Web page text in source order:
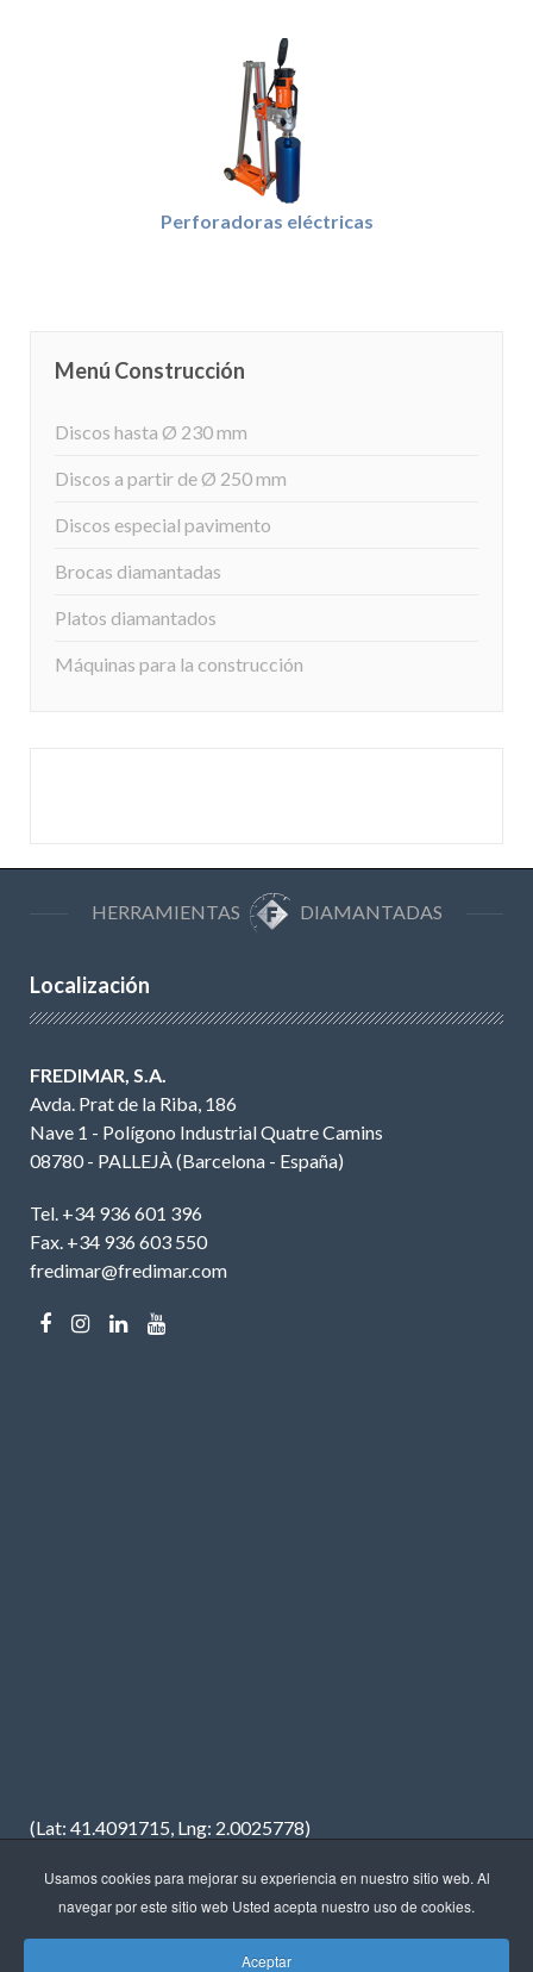
Perforadoras eléctricas
Menú Construcción
Discos hasta Ø 230 mm
Discos a partir de Ø 250 mm
Discos especial pavimento
Brocas diamantadas
Platos diamantados
Máquinas para la construcción
HERRAMIENTAS DIAMANTADAS
Localización
FREDIMAR, S.A.
Avda. Prat de la Riba, 186
Nave 1 - Polígono Industrial Quatre Camins
08780 - PALLEJÀ (Barcelona - España)
Tel. +34 936 601 396
Fax. +34 936 603 550
fredimar@fredimar.com
(Lat: 41.4091715, Lng: 2.0025778)
Usamos cookies para mejorar su experiencia en nuestro sitio web. Al
navegar por este sitio web Usted acepta nuestro uso de cookies.
Aceptar